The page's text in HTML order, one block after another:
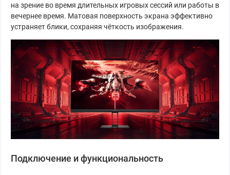
на зрение во время длительных игровых сессий или работы в
вечернее время. Матовая поверхность экрана эффективно
устраняет блики, сохраняя чёткость изображения.
Подключение и функциональность